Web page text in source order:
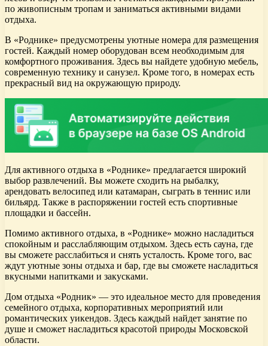
по живописным тропам и заниматься активными видами
отдыха.
В «Роднике» предусмотрены уютные номера для размещения
гостей. Каждый номер оборудован всем необходимым для
комфортного проживания. Здесь вы найдете удобную мебель,
современную технику и санузел. Кроме того, в номерах есть
прекрасный вид на окружающую природу.
Для активного отдыха в «Роднике» предлагается широкий
выбор развлечений. Вы можете сходить на рыбалку,
арендовать велосипед или катамаран, сыграть в теннис или
бильярд. Также в распоряжении гостей есть спортивные
площадки и бассейн.
Помимо активного отдыха, в «Роднике» можно насладиться
спокойным и расслабляющим отдыхом. Здесь есть сауна, где
вы сможете расслабиться и снять усталость. Кроме того, вас
ждут уютные зоны отдыха и бар, где вы сможете насладиться
вкусными напитками и закусками.
Дом отдыха «Родник» — это идеальное место для проведения
семейного отдыха, корпоративных мероприятий или
романтических уикендов. Здесь каждый найдет занятие по
душе и сможет насладиться красотой природы Московской
области.